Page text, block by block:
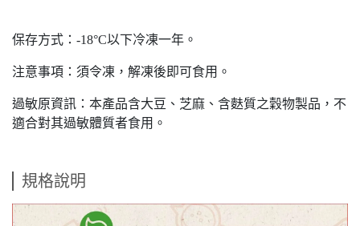
保存方式：-18°C以下冷凍一年。
注意事項：須令凍，解凍後即可食用。
過敏原資訊：本產品含大豆、芝麻、含麩質之穀物製品，不
適合對其過敏體質者食用。
規格說明